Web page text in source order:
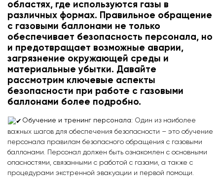
областях, где используются газы в
различных формах. Правильное обращение
с газовыми баллонами не только
обеспечивает безопасность персонала, но
и предотвращает возможные аварии,
загрязнение окружающей среды и
материальные убытки. Давайте
рассмотрим ключевые аспекты
безопасности при работе с газовыми
баллонами более подробно.
Обучение и тренинг персонала: Один из наиболее
важных шагов для обеспечения безопасности – это обучение
персонала правилам безопасного обращения с газовыми
баллонами. Персонал должен быть ознакомлен с основными
опасностями, связанными с работой с газами, а также с
процедурами экстренной эвакуации и первой помощи.